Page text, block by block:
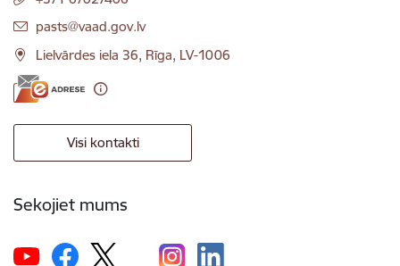
E-pasts:
pasts@vaad.gov.lv
Lielvārdes iela 36, Rīga, LV-1006
Visi kontakti
Sekojiet mums